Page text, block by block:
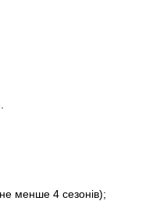
менше 4 сезонів);